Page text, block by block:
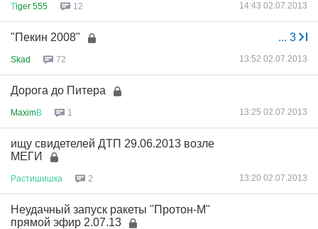
Тiger 555 12 14:43 02.07.2013
... 3
"Пекин 2008"
Skad 72 13:52 02.07.2013
Дорога до Питера
MaximВ 1 13:25 02.07.2013
ищу свидетелей ДТП 29.06.2013 возле
МЕГИ
Растишишка 2 13:20 02.07.2013
Неудачный запуск ракеты "Протон-М"
прямой эфир 2.07.13